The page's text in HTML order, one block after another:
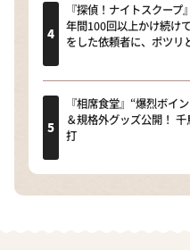
『探偵！ナイトスクー
年間100回以上かけ続け
をした依頼者に、ポツ
『相席食堂』“爆烈ボイ
＆規格外グッズ公開！
打